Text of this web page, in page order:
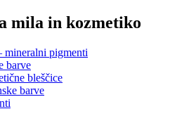
mila in kozmetiko
mineralni pigmenti
barve
bleščice
barve